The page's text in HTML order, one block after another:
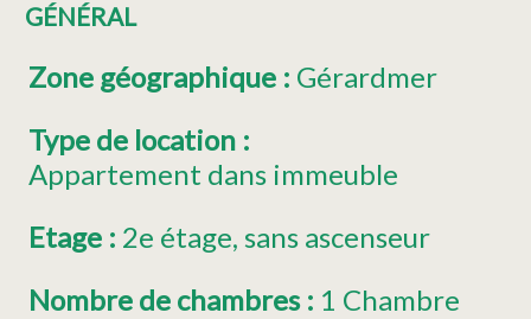
GÉNÉRAL
Zone géographique : Gérardmer
Type de location :
Appartement dans immeuble
Etage : 2e étage sans ascenseur
Nombre de chambres : 1 Chambre